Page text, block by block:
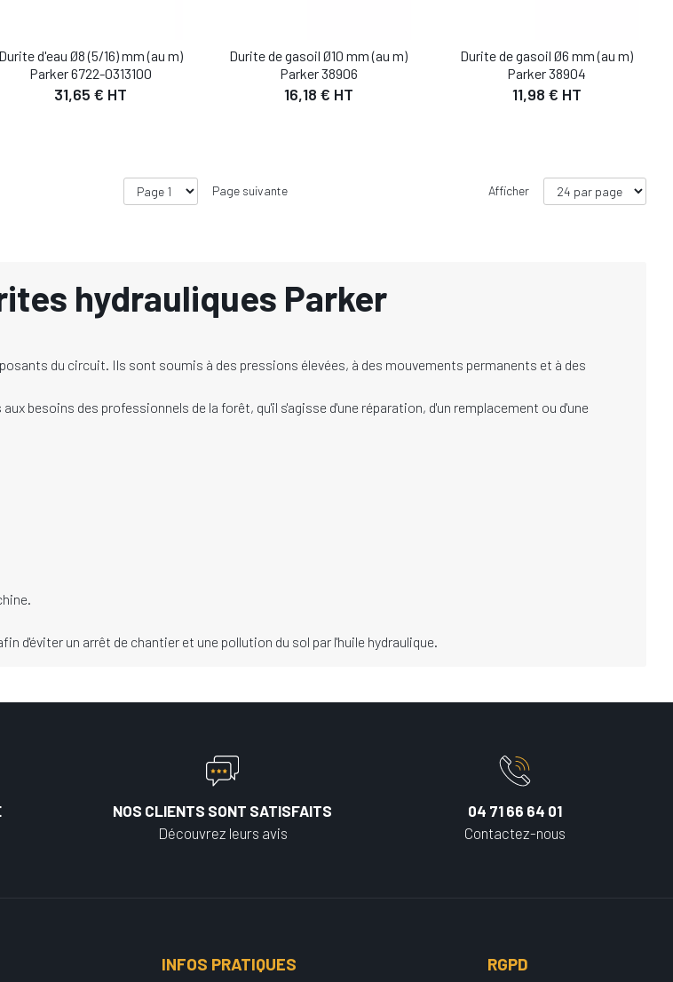
Durite d'eau Ø8 (5/16) mm (au m)
Parker 6722-0313100
31,65 € HT
Durite de gasoil Ø10 mm (au m)
Parker 38906
16,18 € HT
Durite de gasoil Ø6 mm (au m)
Parker 38904
11,98 € HT
Page suivante Afficher
hydrauliques Parker
du circuit. Ils sont soumis à des pressions élevées, à des mouvements permanents et à des
besoins des professionnels de la forêt, qu'il s'agisse d'une réparation, d'un remplacement ou d'une
d'éviter un arrêt de chantier et une pollution du sol par l'huile hydraulique.
NOS CLIENTS SONT SATISFAITS
Découvrez leurs avis
04 71 66 64 01
Contactez-nous
INFOS PRATIQUES RGPD